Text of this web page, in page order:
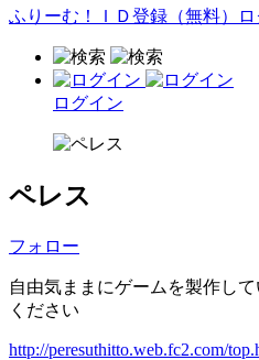
ふりーむ！ＩＤ登録（無料）
ログイン
ペレス
フォロー
自由気ままにゲームを製作し
ください
http://peresuthitto.web.fc2.com/